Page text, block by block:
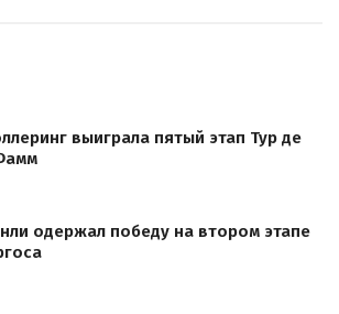
выиграла пятый этап Тур де
одержал победу на втором этапе